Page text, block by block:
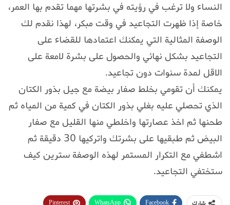
النساء ولا ترغب في رؤيته في بشرتها مهما تقدم بها العمر،
خاصة إذا ظهرت التجاعيد في وقت مبكر، لهذا نقدم لك
الوصفة المثالية التي يمكنك اعتمادها للقضاء على
التجاعيد بشكل نهائي والحصول على بشرة لامعة على
الاقل لمدة سنوات دون تجاعيد.
يمكنك أن تقومي بخلط صفار بيضة مع جيل بذور الكتان
الذي تحصلي عليه بغلي بذور الكتان في كمية من المياه ثم
طحنها ثم اخذ عصارتها واخلطي منها القليل مع صفار
البيض ثم طبقيها على بشرتك واتركيها 30 دقيقة ثم
اشطفي مع التكرار المستمر لهذه الوصفة سترين كيف
ستختفي التجاعيد.
Facebook
WhatsApp
Pinterest